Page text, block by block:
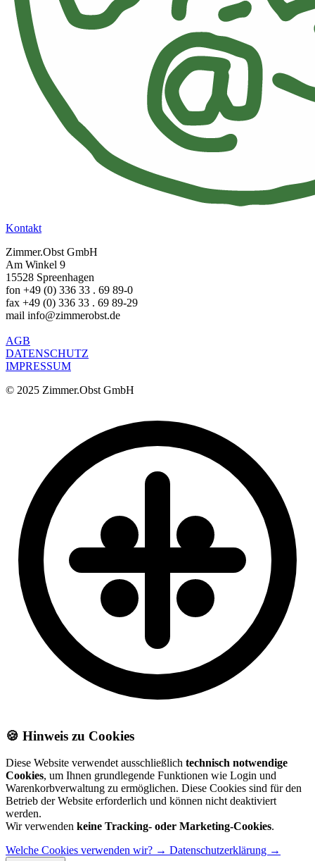
Kontakt
Zimmer.Obst GmbH
Am Winkel 9
15528 Spreenhagen
fon +49 (0) 336 33 . 69 89-0
fax +49 (0) 336 33 . 69 89-29
mail info@zimmerobst.de
AGB
DATENSCHUTZ
IMPRESSUM
© 2025 Zimmer.Obst GmbH
🍪 Hinweis zu Cookies
Diese Website verwendet ausschließlich technisch notwendige
Cookies, um Ihnen grundlegende Funktionen wie Login und
Warenkorbverwaltung zu ermöglichen. Diese Cookies sind für den
Betrieb der Website erforderlich und können nicht deaktiviert
werden.
Wir verwenden keine Tracking- oder Marketing-Cookies.
Welche Cookies verwenden wir? → Datenschutzerklärung →